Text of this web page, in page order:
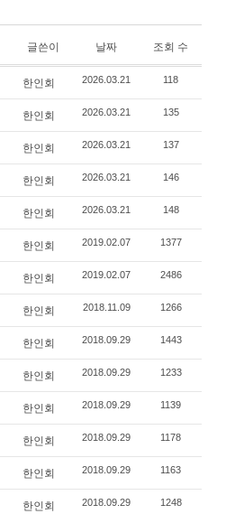
글쓴이 날짜 조회 수
한인회 2026.03.21 118
한인회 2026.03.21 135
한인회 2026.03.21 137
한인회 2026.03.21 146
한인회 2026.03.21 148
한인회 2019.02.07 1377
한인회 2019.02.07 2486
한인회 2018.11.09 1266
한인회 2018.09.29 1443
한인회 2018.09.29 1233
한인회 2018.09.29 1139
한인회 2018.09.29 1178
한인회 2018.09.29 1163
한인회 2018.09.29 1248